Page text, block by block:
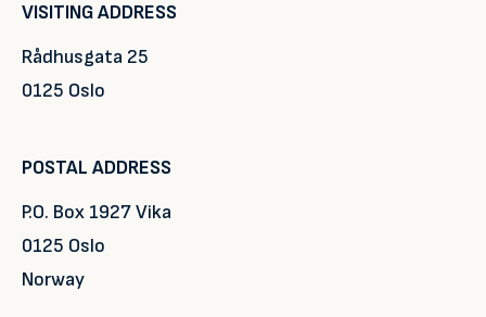
VISITING ADDRESS
Rådhusgata 25
0125 Oslo
POSTAL ADDRESS
P.O. Box 1927 Vika
0125 Oslo
Norway